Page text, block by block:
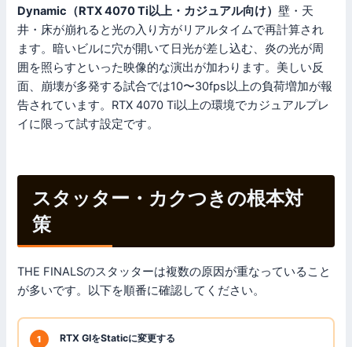
Dynamic（RTX 4070 Ti以上・カジュアル向け）壁・天
井・床が崩れると光の入り方がリアルタイムで再計算され
ます。暗いビルに穴が開いて日光が差し込む、炎の光が周
囲を照らすといった映像的な演出が加わります。美しい反
面、崩壊が多発する試合では10〜30fps以上の負荷増加が報
告されています。RTX 4070 Ti以上の環境でカジュアルプレ
イに限って試す設定です。
スタッター・カクつきの根本対
策
THE FINALSのスタッターは複数の原因が重なっていること
が多いです。以下を順番に確認してください。
RTX GIをStaticに変更する